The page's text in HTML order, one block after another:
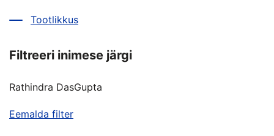
Tootlikkus
Filtreeri inimese järgi
Rathindra DasGupta
Eemalda filter